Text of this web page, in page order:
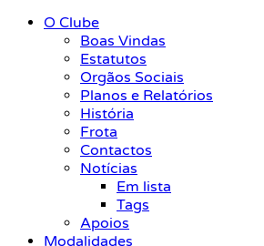
O Clube
Boas Vindas
Estatutos
Orgãos Sociais
Planos e Relatórios
História
Frota
Contactos
Notícias
Em lista
Tags
Apoios
Modalidades